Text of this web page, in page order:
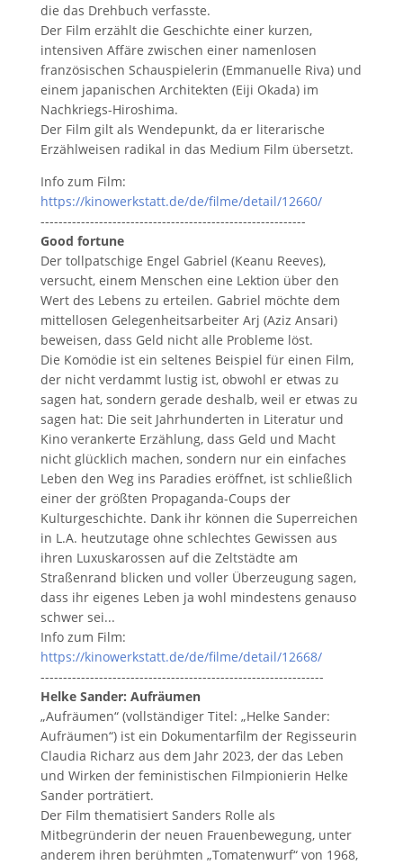
die das Drehbuch verfasste.
Der Film erzählt die Geschichte einer kurzen,
intensiven Affäre zwischen einer namenlosen
französischen Schauspielerin (Emmanuelle Riva) und
einem japanischen Architekten (Eiji Okada) im
Nachkriegs-Hiroshima.
Der Film gilt als Wendepunkt, da er literarische
Erzählweisen radikal in das Medium Film übersetzt.
Info zum Film:
https://kinowerkstatt.de/de/filme/detail/12660/
-----------------------------------------------------------
Good fortune
Der tollpatschige Engel Gabriel (Keanu Reeves),
versucht, einem Menschen eine Lektion über den
Wert des Lebens zu erteilen. Gabriel möchte dem
mittellosen Gelegenheitsarbeiter Arj (Aziz Ansari)
beweisen, dass Geld nicht alle Probleme löst.
Die Komödie ist ein seltenes Beispiel für einen Film,
der nicht verdammt lustig ist, obwohl er etwas zu
sagen hat, sondern gerade deshalb, weil er etwas zu
sagen hat: Die seit Jahrhunderten in Literatur und
Kino verankerte Erzählung, dass Geld und Macht
nicht glücklich machen, sondern nur ein einfaches
Leben den Weg ins Paradies eröffnet, ist schließlich
einer der größten Propaganda-Coups der
Kulturgeschichte. Dank ihr können die Superreichen
in L.A. heutzutage ohne schlechtes Gewissen aus
ihren Luxuskarossen auf die Zeltstädte am
Straßenrand blicken und voller Überzeugung sagen,
dass ihr eigenes Leben ja wohl mindestens genauso
schwer sei...
Info zum Film:
https://kinowerkstatt.de/de/filme/detail/12668/
---------------------------------------------------------------
Helke Sander: Aufräumen
„Aufräumen“ (vollständiger Titel: „Helke Sander:
Aufräumen“) ist ein Dokumentarfilm der Regisseurin
Claudia Richarz aus dem Jahr 2023, der das Leben
und Wirken der feministischen Filmpionierin Helke
Sander porträtiert.
Der Film thematisiert Sanders Rolle als
Mitbegründerin der neuen Frauenbewegung, unter
anderem ihren berühmten „Tomatenwurf“ von 1968,